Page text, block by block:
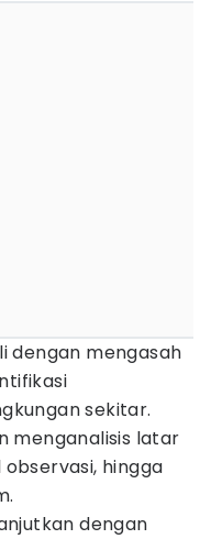
dengan mengasah
sekitar.
menganalisis latar
hingga
dengan